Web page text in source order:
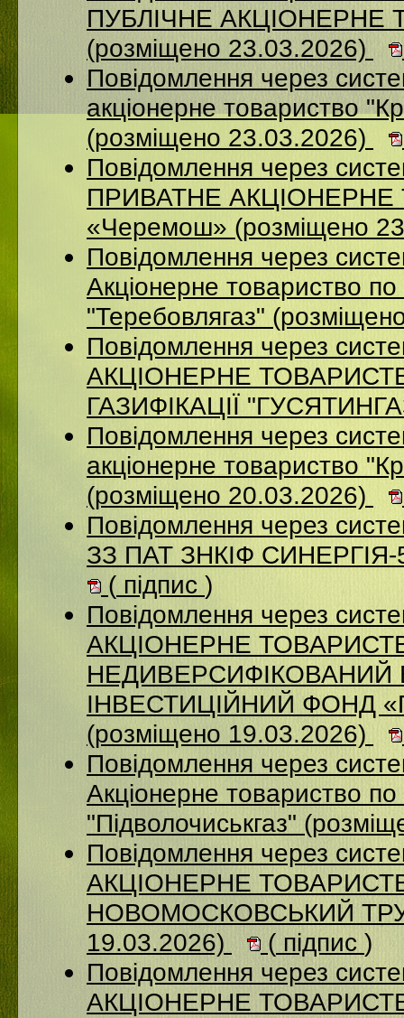
ПУБЛІЧНЕ АКЦІОНЕРНЕ
(розміщено 23.03.2026)
Повідомлення через
акцiонерне товариство
(розміщено 23.03.2026)
Повідомлення через
ПРИВАТНЕ АКЦІОНЕРНЕ
«Черемош» (розміщено
Повідомлення через
Акціонерне товариство по
"Теребовлягаз"
Повідомлення через
АКЦІОНЕРНЕ
ГАЗИФІКАЦІЇ
Повідомлення через
акцiонерне товариство
(розміщено 20.03.2026)
Повідомлення через
ЗЗ ПАТ ЗНКІФ СИНЕРГІЯ-
( підпис )
Повідомлення через
АКЦІОНЕРНЕ
ІНВЕСТИЦІЙНИЙ ФОНД
(розміщено 19.03.2026)
Повідомлення через
Акціонерне товариство по
"Підволочиськгаз"
Повідомлення через
АКЦIОНЕРНЕ
НОВОМОСКОВСЬКИЙ
19.03.2026)
( підпис )
Повідомлення через
АКЦІОНЕРНЕ